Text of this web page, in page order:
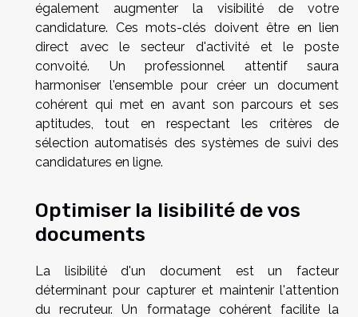
également augmenter la visibilité de votre
candidature. Ces mots-clés doivent être en lien
direct avec le secteur d'activité et le poste
convoité. Un professionnel attentif saura
harmoniser l'ensemble pour créer un document
cohérent qui met en avant son parcours et ses
aptitudes, tout en respectant les critères de
sélection automatisés des systèmes de suivi des
candidatures en ligne.
Optimiser la lisibilité de vos
documents
La lisibilité d'un document est un facteur
déterminant pour capturer et maintenir l'attention
du recruteur. Un formatage cohérent facilite la